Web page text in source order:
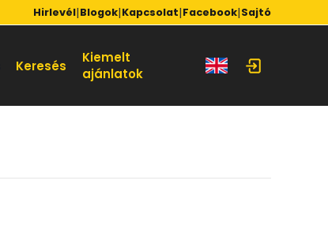
Hirlevél|Blogok|Kapcsolat|Facebook|Sajtó
Keresés
Kiemelt
ajánlatok